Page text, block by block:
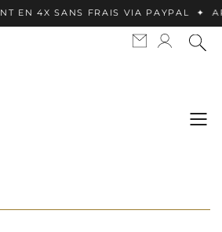
FRAIS VIA PAYPAL ✦ APPLE